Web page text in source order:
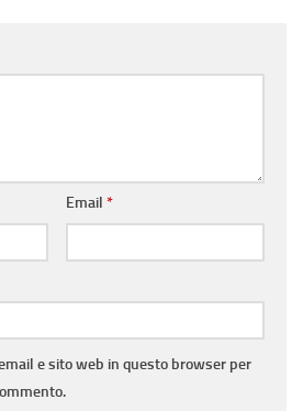
Email *
e sito web in questo browser per